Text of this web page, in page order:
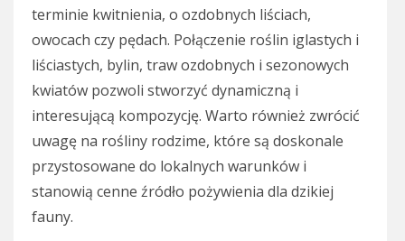
terminie kwitnienia, o ozdobnych liściach,
owocach czy pędach. Połączenie roślin iglastych i
liściastych, bylin, traw ozdobnych i sezonowych
kwiatów pozwoli stworzyć dynamiczną i
interesującą kompozycję. Warto również zwrócić
uwagę na rośliny rodzime, które są doskonale
przystosowane do lokalnych warunków i
stanowią cenne źródło pożywienia dla dzikiej
fauny.